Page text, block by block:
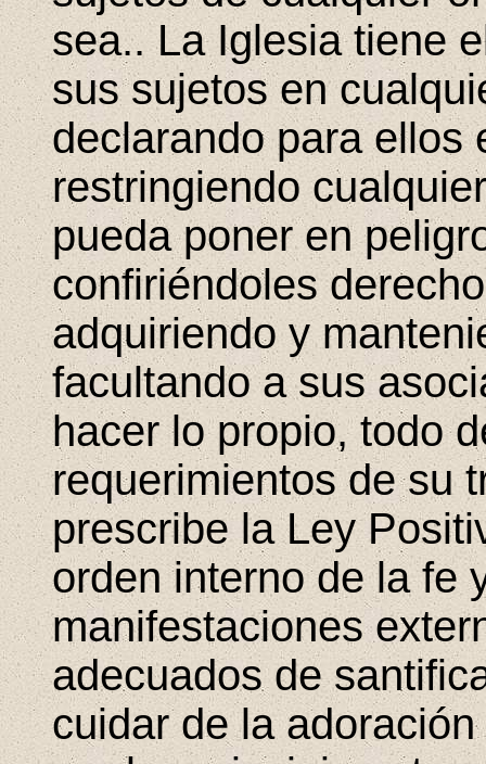
sea.. La Iglesia tiene
sus sujetos en
declarando para ellos
restringiendo
pueda poner en
confiriéndoles
adquiriendo y
facultando a sus
hacer lo propio, todo
requerimientos de su
prescribe la Ley
orden interno de la fe
manifestaciones
adecuados de
cuidar de la